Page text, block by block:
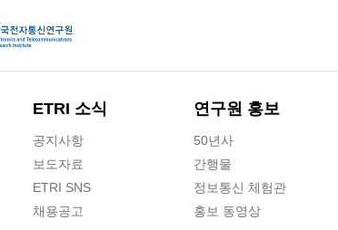
ETRI 소식
공지사항
보도자료
ETRI SNS
채용공고
연구원 홍보
50년사
간행물
정보통신 체험관
홍보 동영상